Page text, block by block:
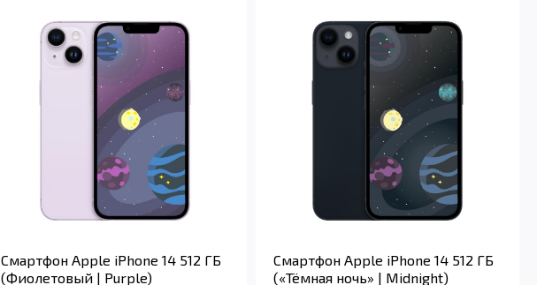
Смартфон Apple iPhone 14 512 ГБ
(Фиолетовый | Purple)
Смартфон Apple iPhone 14 512 ГБ
(«Тёмная ночь» | Midnight)